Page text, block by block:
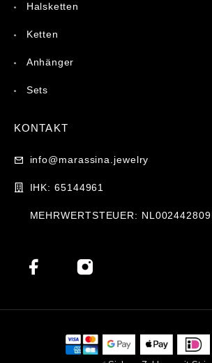
Halsketten
Ketten
Anhänger
Sets
KONTAKT
info@marassina.jewelry
IHK: 65144961
MEHRWERTSTEUER: